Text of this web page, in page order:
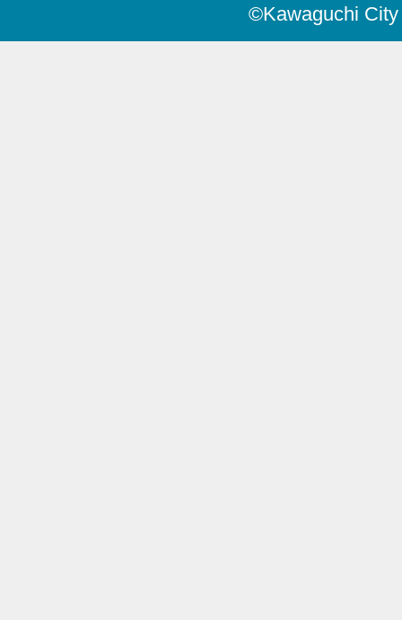
©Kawaguchi City